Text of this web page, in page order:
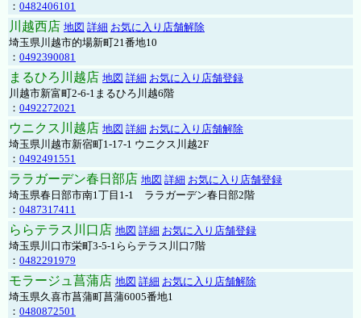
： 0482406101
川越西店 地図 詳細 お気に入り店舗解除
埼玉県川越市的場新町21番地10
： 0492390081
まるひろ川越店 地図 詳細 お気に入り店舗登録
川越市新富町2-6-1まるひろ川越6階
： 0492272021
ウニクス川越店 地図 詳細 お気に入り店舗解除
埼玉県川越市新宿町1-17-1 ウニクス川越2F
： 0492491551
ララガーデン春日部店 地図 詳細 お気に入り店舗登録
埼玉県春日部市南1丁目1-1 ララガーデン春日部2階
： 0487317411
ららテラス川口店 地図 詳細 お気に入り店舗登録
埼玉県川口市栄町3-5-1ららテラス川口7階
： 0482291979
モラージュ菖蒲店 地図 詳細 お気に入り店舗解除
埼玉県久喜市菖蒲町菖蒲6005番地1
： 0480872501